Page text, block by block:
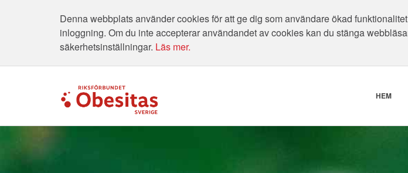
Denna webbplats använder cookies för att ge dig som användare ökad
inloggning. Om du inte accepterar användandet av cookies kan du stänga
säkerhetsinställningar. Läs mer.
HEM